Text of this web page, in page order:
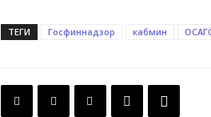
ТЕГИ Госфиннадзор кабмин